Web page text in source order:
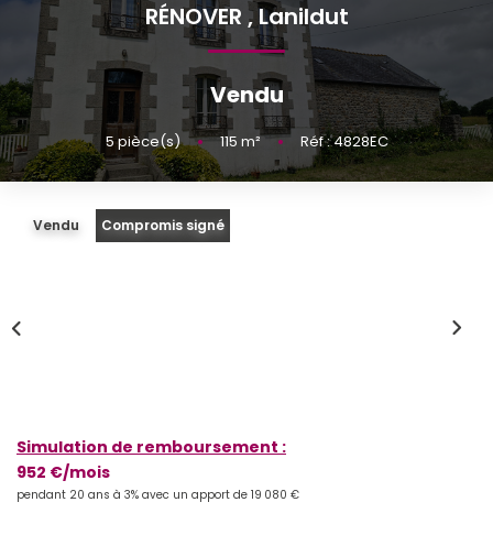
PROGRAMMES NEUFS
ESTIMER
GESTION LOCATIVE
L’AGENCE
Nos Actualités
RÉNOVER ,Lanildut
Vendu
5pièce(s) • 115 m² • Réf : 4828EC
Vendu Compromis signé
Simulation de remboursement :
952 €/mois
pendant 20 ans à 3% avec un apport de 19 080 €